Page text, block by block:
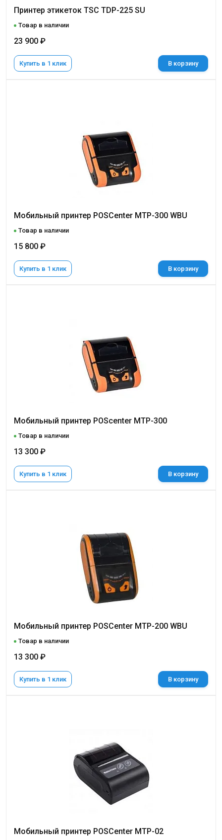
Принтер этикеток TSC TDP-225 SU
Товар в наличии
23 900 ₽
Купить в 1 клик В корзину
Мобильный принтер POSCenter MTP-300 WBU
Товар в наличии
15 800 ₽
Купить в 1 клик В корзину
Мобильный принтер POScenter MTP-300
Товар в наличии
13 300 ₽
Купить в 1 клик В корзину
Мобильный принтер POSCenter MTP-200 WBU
Товар в наличии
13 300 ₽
Купить в 1 клик В корзину
Мобильный принтер POSCenter MTP-02